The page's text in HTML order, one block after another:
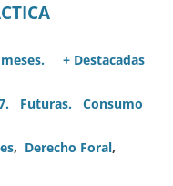
+ Destacadas
Futuras. Consumo
, Derecho Foral,